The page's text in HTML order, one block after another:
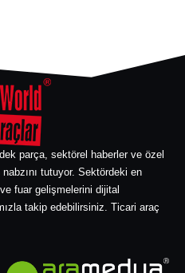
parça, sektörel haberler ve özel
tutuyor. Sektördeki en
fuar gelişmelerini dijital
takip edebilirsiniz. Ticari araç